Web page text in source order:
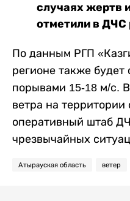
случаях жертв
отметили в ДЧС
По данным РГП
регионе также будет
порывами 15-18 м/с.
ветра на территории
оперативный штаб
чрезвычайных
Атырауская область ветер